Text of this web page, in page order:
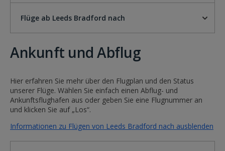
Flüge ab Leeds Bradford nach
Ankunft und Abflug
Hier erfahren Sie mehr über den Flugplan und den Status
unserer Flüge. Wählen Sie einfach einen Abflug- und
Ankunftsflughafen aus oder geben Sie eine Flugnummer an
und klicken Sie auf „Los“.
Informationen zu Flügen von Leeds Bradford nach ausblenden